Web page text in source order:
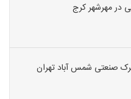
در مهرشهر کرج
صنعتی شمس آباد تهران